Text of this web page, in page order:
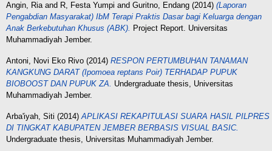
Angin, Riaand R, Festa Yumpi and Guritno, Endang (2014) (Laporan
Pengabdian Masyarakat) IbM Terapi Praktis Dasar bagi Keluarga dengan
Anak Berkebutuhan Khusus (ABK). Project Report. Universitas
Muhammadiyah Jember.
Antoni, Novi Eko Rivo (2014) RESPON PERTUMBUHAN TANAMAN
KANGKUNG DARAT (Ipomoea reptans Poir) TERHADAP PUPUK
BIOBOOST DAN PUPUK ZA. Undergraduate thesis, Universitas
Muhammadiyah Jember.
Arba'iyah, Siti (2014)APLIKASI REKAPITULASI SUARA HASIL PILPRES
DI TINGKAT KABUPATEN JEMBER BERBASIS VISUAL BASIC.
Undergraduate thesis, Universitas Muhammadiyah Jember.